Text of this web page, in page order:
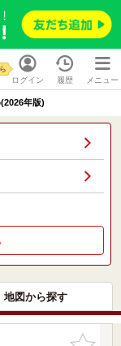
ログイン 履歴 メニュー
年版)
地図から探す
お気に入